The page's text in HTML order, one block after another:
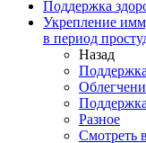
Поддержка
Укрепление
в период
Назад
Разное
Смотреть